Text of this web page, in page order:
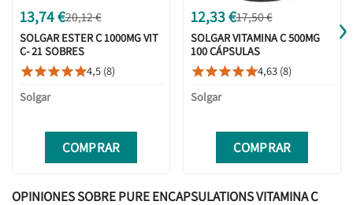
13,74 €20,12 €
SOLGAR ESTER C 1000MG VIT
C- 21 SOBRES
EFERVESCENTES
4,5 (8)
Solgar
COMPRAR
12,33 €17,50 €
SOLGAR VITAMINA C 500MG
100 CÁPSULAS
4,63 (8)
Solgar
COMPRAR
›
OPINIONES SOBRE PURE ENCAPSULATIONS VITAMINA C